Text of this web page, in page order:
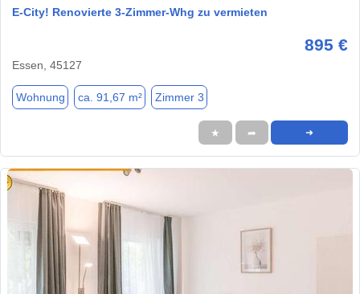
E-City! Renovierte 3-Zimmer-Whg zu vermieten
895 €
Essen, 45127
Wohnung ca. 91,67 m² Zimmer 3
★ ➦ ➜